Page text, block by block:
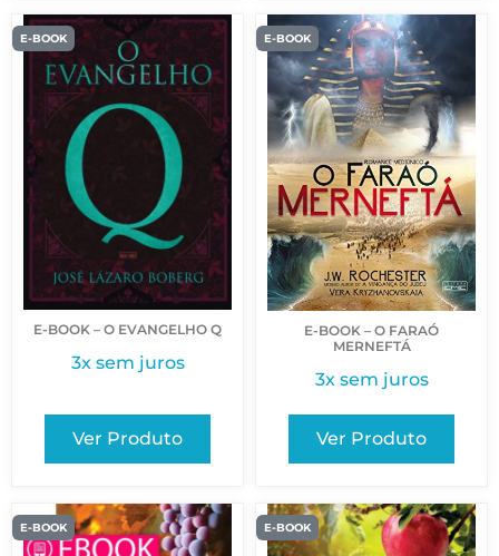
E-BOOK
E-BOOK – O EVANGELHO Q
3x sem juros
Ver Produto
E-BOOK
E-BOOK – O FARAÓ
MERNEFTÁ
3x sem juros
Ver Produto
E-BOOK E-BOOK